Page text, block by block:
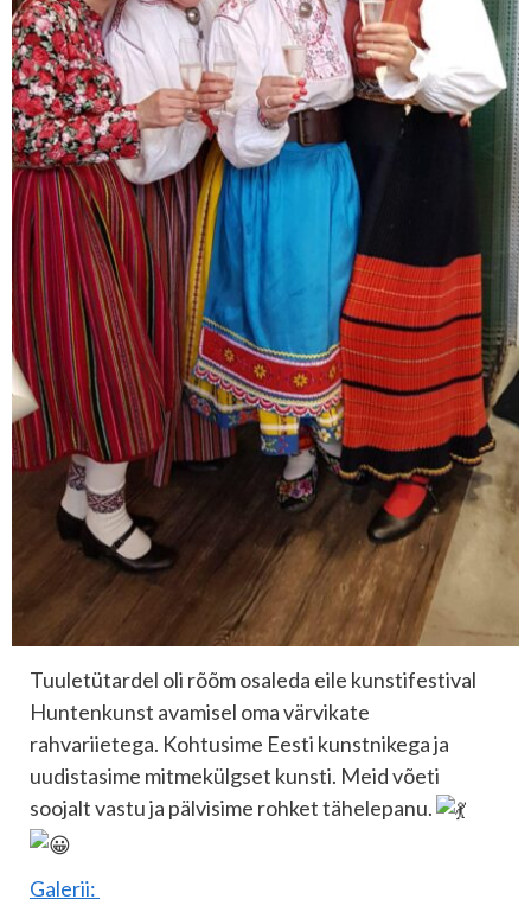
Tuuletütardel oli rõõm osaleda eile kunstifestival
Huntenkunst avamisel oma värvikate
rahvariietega. Kohtusime Eesti kunstnikega ja
uudistasime mitmekülgset kunsti. Meid võeti
soojalt vastu ja pälvisime rohket tähelepanu.
Galerii: